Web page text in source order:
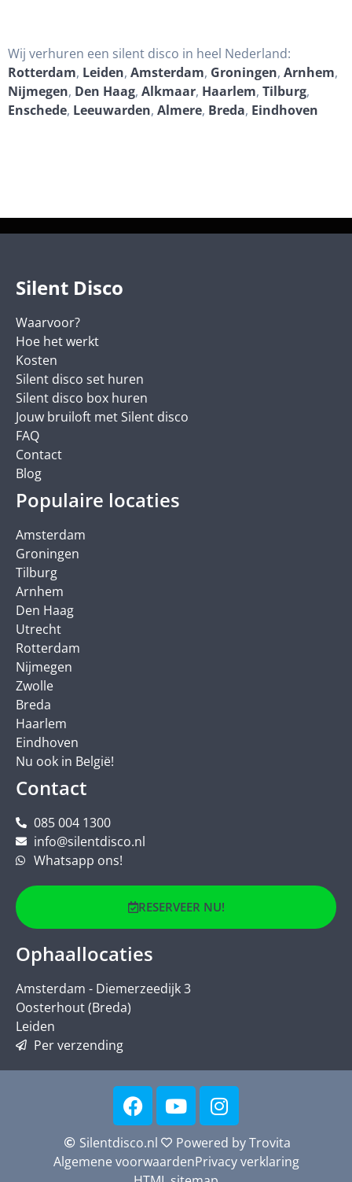
Wij verhuren een silent disco in heel Nederland:
Rotterdam, Leiden, Amsterdam, Groningen, Arnhem,
Nijmegen, Den Haag, Alkmaar, Haarlem, Tilburg,
Enschede, Leeuwarden, Almere, Breda, Eindhoven
Silent Disco
Waarvoor?
Hoe het werkt
Kosten
Silent disco set huren
Silent disco box huren
Jouw bruiloft met Silent disco
FAQ
Contact
Blog
Populaire locaties
Amsterdam
Groningen
Tilburg
Arnhem
Den Haag
Utrecht
Rotterdam
Nijmegen
Zwolle
Breda
Haarlem
Eindhoven
Nu ook in België!
Contact
085 004 1300
info@silentdisco.nl
Whatsapp ons!
RESERVEER NU!
Ophaallocaties
Amsterdam - Diemerzeedijk 3
Oosterhout (Breda)
Leiden
Per verzending
Silentdisco.nl
Powered by Trovita
Algemene voorwaardenPrivacy verklaring